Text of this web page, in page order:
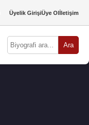
Üyelik GirişiÜye Olİletişim
Ara